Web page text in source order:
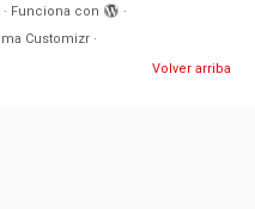
· Funciona con
·
Customizr ·
Volver arriba